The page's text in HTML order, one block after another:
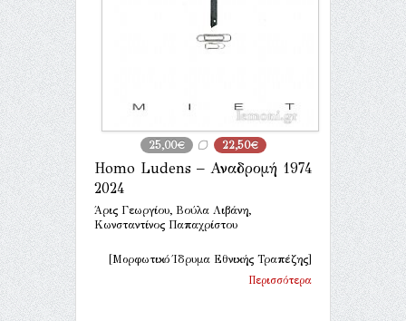
25,00€ 22,50€
Homo Ludens – Αναδρομή 1974
2024
Άρις Γεωργίου, Βούλα Λιβάνη,
Κωνσταντίνος Παπαχρίστου
[Μορφωτικό Ίδρυμα Εθνικής Τραπέζης]
Περισσότερα